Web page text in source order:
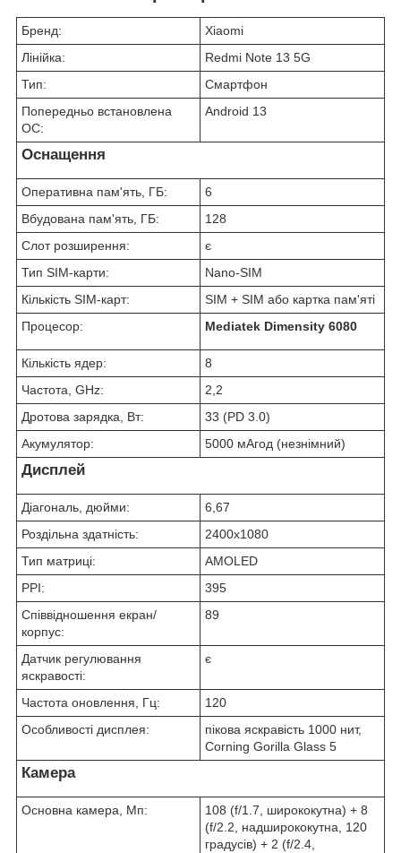
Бренд:
Xiaomi
Лінійка:
Redmi Note 13 5G
Тип:
Смартфон
Попередньо встановлена
ОС:
Android 13
Оснащення
Оперативна пам'ять, ГБ:
6
Вбудована пам'ять, ГБ:
128
Слот розширення:
є
Тип SIM-карти:
Nano-SIM
Кількість SIM-карт:
SIM + SIM або картка пам'яті
Процесор:
Mediatek Dimensity 6080
Кількість ядер:
8
Частота, GHz:
2,2
Дротова зарядка, Вт:
33 (PD 3.0)
Акумулятор:
5000 мАгод (незнімний)
Дисплей
Діагональ, дюйми:
6,67
Роздільна здатність:
2400x1080
Тип матриці:
AMOLED
PPI:
395
Співвідношення екран/
корпус:
89
Датчик регулювання
яскравості:
є
Частота оновлення, Гц:
120
Особливості дисплея:
пікова яскравість 1000 нит,
Corning Gorilla Glass 5
Камера
Основна камера, Мп:
108 (f/1.7, ширококутна) + 8
(f/2.2, надширококутна, 120
градусів) + 2 (f/2.4,